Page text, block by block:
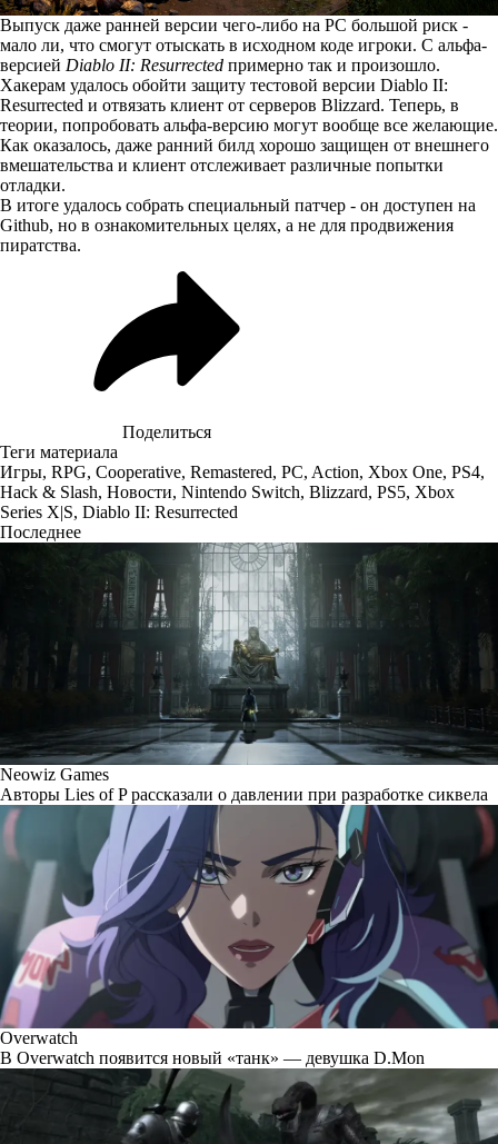
Выпуск даже ранней версии чего-либо на PC большой риск -
мало ли, что смогут отыскать в исходном коде игроки. С альфа-
версией Diablo II: Resurrected примерно так и произошло.
Хакерам удалось обойти защиту тестовой версии Diablo II:
Resurrected и отвязать клиент от серверов Blizzard. Теперь, в
теории, попробовать альфа-версию могут вообще все желающие.
Как оказалось, даже ранний билд хорошо защищен от внешнего
вмешательства и клиент отслеживает различные попытки
отладки.
В итоге удалось собрать специальный патчер - он доступен на
Github, но в ознакомительных целях, а не для продвижения
пиратства.
Поделиться
Теги материала
Игры, RPG, Cooperative, Remastered, PC, Action, Xbox One, PS4,
Hack & Slash, Новости, Nintendo Switch, Blizzard, PS5, Xbox
Series X|S, Diablo II: Resurrected
Последнее
Neowiz Games
Авторы Lies of P рассказали о давлении при разработке сиквела
Overwatch
В Overwatch появится новый «танк» — девушка D.Mon